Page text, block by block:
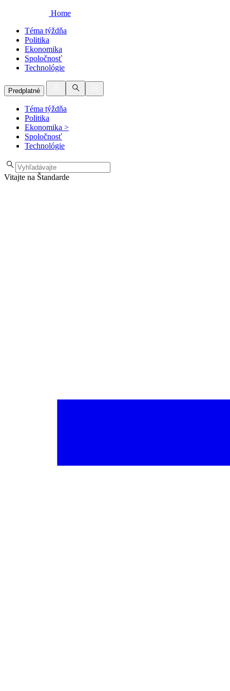
Home
Téma týždňa
Politika
Ekonomika
Spoločnosť
Technológie
Predplatné
Téma týždňa
Politika
Ekonomika >
Spoločnosť
Technológie
Vitajte na Štandarde